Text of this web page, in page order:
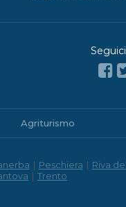
Agriturismo
| Peschiera | Riva
| Trento